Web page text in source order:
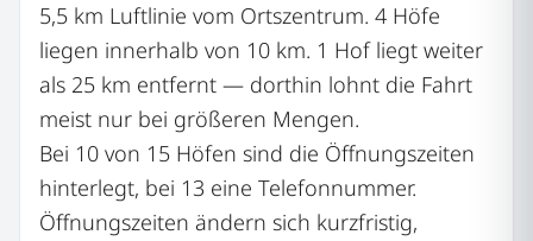
5,5 km Luftlinie vom Ortszentrum. 4 Höfe
liegen innerhalb von 10 km. 1 Hof liegt weiter
als 25 km entfernt — dorthin lohnt die Fahrt
meist nur bei größeren Mengen.
Bei 10 von 15 Höfen sind die Öffnungszeiten
hinterlegt, bei 13 eine Telefonnummer.
Öffnungszeiten ändern sich kurzfristig,